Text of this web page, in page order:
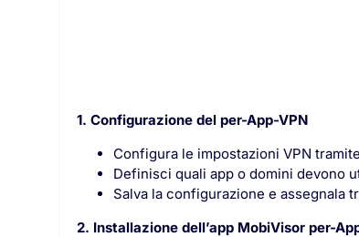
1. Configurazione del per-App-VPN
Configura le impostazioni VPN
Definisci quali app o domini devono
Salva la configurazione e assegnala
2. Installazione dell’app MobiVisor per-